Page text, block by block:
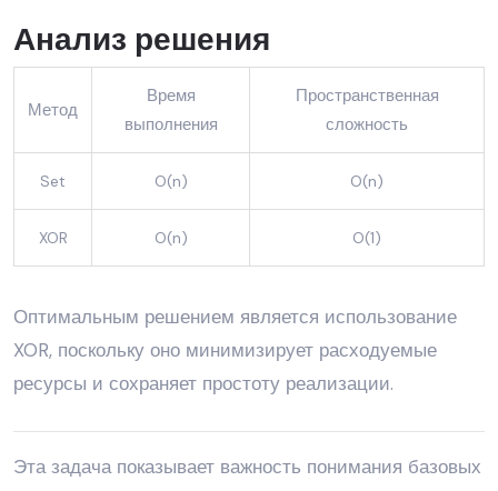
Анализ решения
Метод
Время
выполнения
Пространственная
сложность
Set O(n) O(n)
XOR O(n) O(1)
Оптимальным решением является использование
XOR, поскольку оно минимизирует расходуемые
ресурсы и сохраняет простоту реализации.
Эта задача показывает важность понимания базовых